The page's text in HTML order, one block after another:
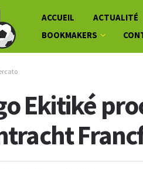
ACCUEIL ACTUALITÉ
BOOKMAKERS
Ekitiké